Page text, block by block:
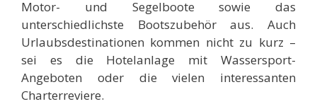
Motor- und Segelboote sowie das
unterschiedlichste Bootszubehör aus. Auch
Urlaubsdestinationen kommen nicht zu kurz –
sei es die Hotelanlage mit Wassersport-
Angeboten oder die vielen interessanten
Charterreviere.